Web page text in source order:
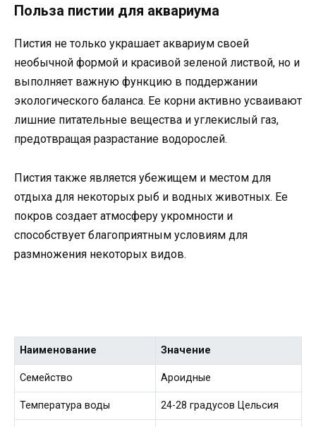
Польза пистии для аквариума
Пистия не только украшает аквариум своей
необычной формой и красивой зеленой листвой, но и
выполняет важную функцию в поддержании
экологического баланса. Ее корни активно усваивают
лишние питательные вещества и углекислый газ,
предотвращая разрастание водорослей.
Пистия также является убежищем и местом для
отдыха для некоторых рыб и водных животных. Ее
покров создает атмосферу укромности и
способствует благоприятным условиям для
размножения некоторых видов.
Наименование Значение
Семейство Ароидные
Температура воды 24-28 градусов Цельсия